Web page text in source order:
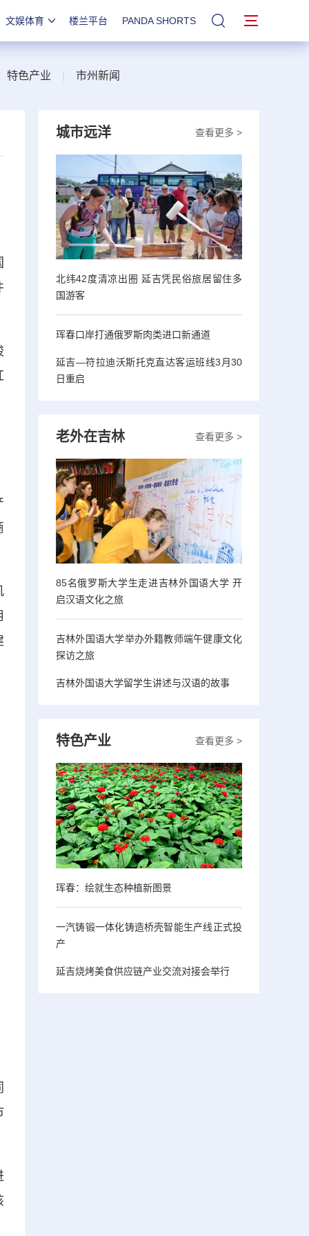
文娱体育 楼兰平台 PANDA SHORTS 站内搜索
特色产业 市州新闻
查看更多 >
城市远洋
北纬42度清凉出圈 延吉凭民俗旅居留住多
国游客
珲春口岸打通俄罗斯肉类进口新通道
延吉—符拉迪沃斯托克直达客运班线3月30
日重启
查看更多 >
老外在吉林
85名俄罗斯大学生走进吉林外国语大学 开
启汉语文化之旅
吉林外国语大学举办外籍教师端午健康文化
探访之旅
吉林外国语大学留学生讲述与汉语的故事
查看更多 >
特色产业
珲春：绘就生态种植新图景
一汽铸锻一体化铸造桥壳智能生产线正式投
产
延吉烧烤美食供应链产业交流对接会举行